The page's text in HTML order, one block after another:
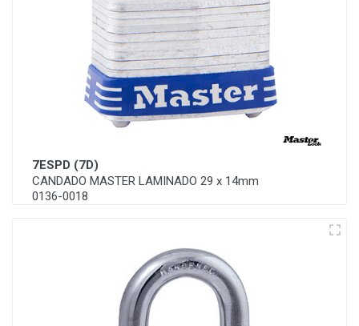
7ESPD (7D)
CANDADO MASTER LAMINADO 29 x 14mm
0136-0018